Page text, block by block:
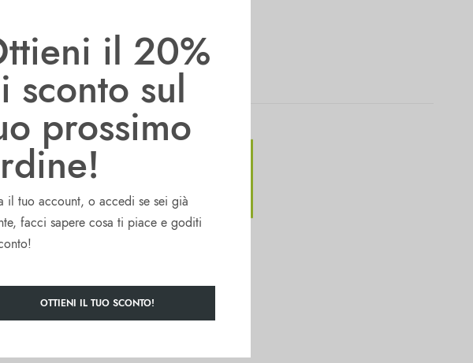
il 20%
sconto sul
prossimo
il tuo account, o accedi se sei già
facci sapere cosa ti piace e goditi
OTTIENI IL TUO SCONTO!